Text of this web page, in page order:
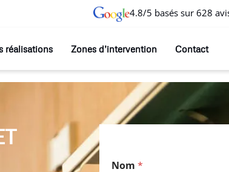
4.8/5 basés sur 628
réalisations Zones d’intervention Contact
Nom *